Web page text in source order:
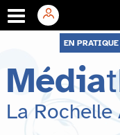
menu
contenu
recherche
EN PRATIQUE
Média
La